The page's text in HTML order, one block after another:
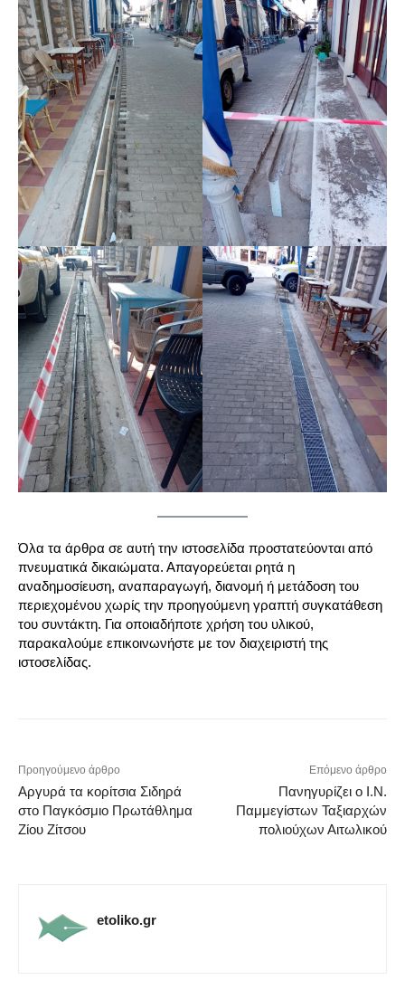
Όλα τα άρθρα σε αυτή την ιστοσελίδα προστατεύονται από
πνευματικά δικαιώματα. Απαγορεύεται ρητά η
αναδημοσίευση, αναπαραγωγή, διανομή ή μετάδοση του
περιεχομένου χωρίς την προηγούμενη γραπτή συγκατάθεση
του συντάκτη. Για οποιαδήποτε χρήση του υλικού,
παρακαλούμε επικοινωνήστε με τον διαχειριστή της
ιστοσελίδας.
Προηγούμενο άρθρο
Αργυρά τα κορίτσια Σιδηρά
στο Παγκόσμιο Πρωτάθλημα
Ζίου Ζίτσου
Επόμενο άρθρο
Πανηγυρίζει ο Ι.Ν.
Παμμεγίστων Ταξιαρχών
πολιούχων Αιτωλικού
etoliko.gr